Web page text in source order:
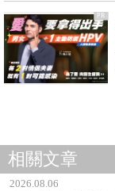
PR
相關文章
2026.08.06